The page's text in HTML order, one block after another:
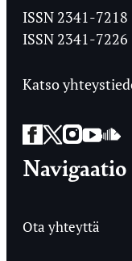
Ylioppilaslehti
ISSN 2341-
ISSN 2341-
Katso
Facebook
Twitter
Navigaatio
Ota yhteyttä